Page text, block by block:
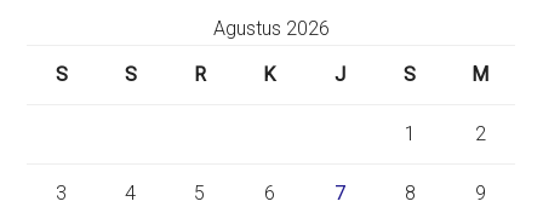
Agustus 2026
S
S R K J S M
1 2
3 4 5 6 7 8 9